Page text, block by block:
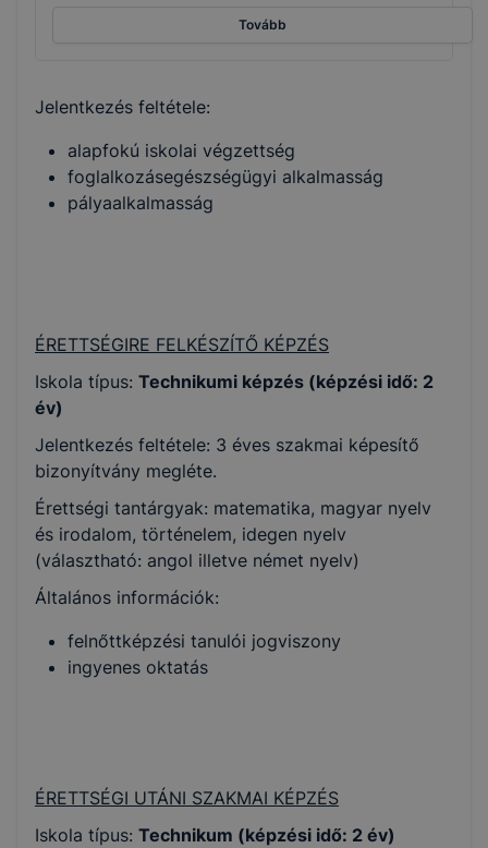
Tovább
Jelentkezés feltétele:
alapfokú iskolai végzettség
foglalkozásegészségügyi alkalmasság
pályaalkalmasság
ÉRETTSÉGIRE FELKÉSZÍTŐ KÉPZÉS
Iskola típus: Technikumi képzés (képzési idő: 2
év)
Jelentkezés feltétele: 3 éves szakmai képesítő
bizonyítvány megléte.
Érettségi tantárgyak: matematika, magyar nyelv
és irodalom, történelem, idegen nyelv
(választható: angol illetve német nyelv)
Általános információk:
felnőttképzési tanulói jogviszony
ingyenes oktatás
ÉRETTSÉGI UTÁNI SZAKMAI KÉPZÉS
Iskola típus: Technikum (képzési idő: 2 év)